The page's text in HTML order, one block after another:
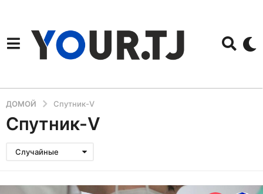
ДОМОЙ Спутник-V
Спутник-V
Случайные